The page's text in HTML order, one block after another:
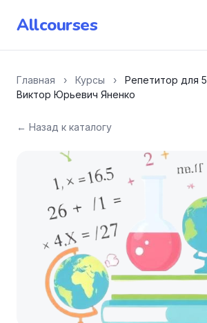
Allcourses
Главная › Курсы ›
Репетитор для
Виктор Юрьевич Яненко
← Назад к каталогу